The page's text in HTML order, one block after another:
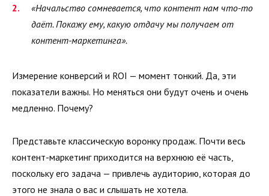
«Начальство сомневается, что контент нам что-то
даёт. Покажу ему, какую отдачу мы получаем от
контент-маркетинга».
Измерение конверсий и ROI — момент тонкий. Да, эти
показатели важны. Но меняться они будут очень и очень
медленно. Почему?
Представьте классическую воронку продаж. Почти весь
контент-маркетинг приходится на верхнюю её часть,
поскольку его задача — привлечь аудиторию, которая до
этого не знала о вас и слышать не хотела.